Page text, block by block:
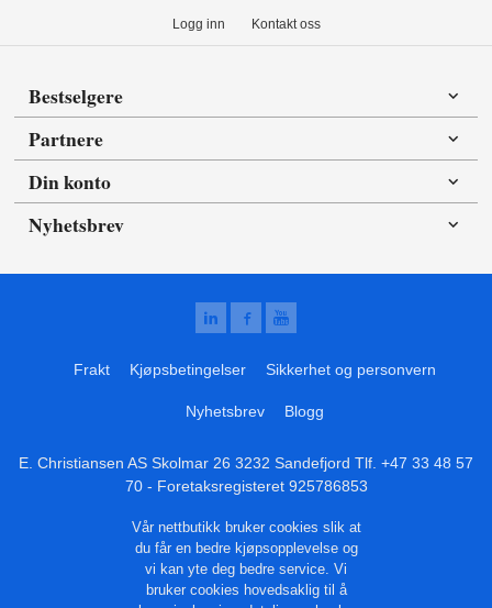
Logg inn Kontakt oss
Bestselgere
Partnere
Din konto
Nyhetsbrev
Frakt Kjøpsbetingelser Sikkerhet og personvern
Nyhetsbrev Blogg
E. Christiansen AS Skolmar 26 3232 Sandefjord Tlf. +47 33 48 57
70- Foretaksregisteret 925786853
Vår nettbutikk bruker cookies slik at
du får en bedre kjøpsopplevelse og
vi kan yte deg bedre service. Vi
bruker cookies hovedsaklig til å